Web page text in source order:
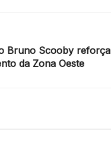
Bruno Scooby reforça
da Zona Oeste